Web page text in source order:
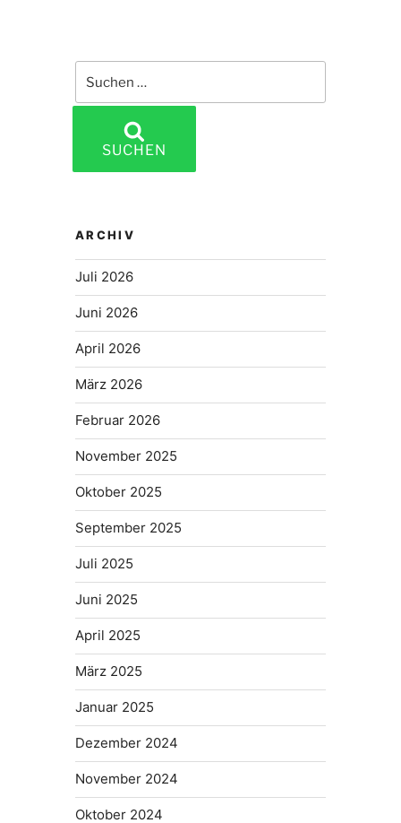
nach:
SUCHEN
ARCHIV
Juli 2026
Juni 2026
April 2026
März 2026
Februar 2026
November 2025
Oktober 2025
September 2025
Juli 2025
Juni 2025
April 2025
März 2025
Januar 2025
Dezember 2024
November 2024
Oktober 2024